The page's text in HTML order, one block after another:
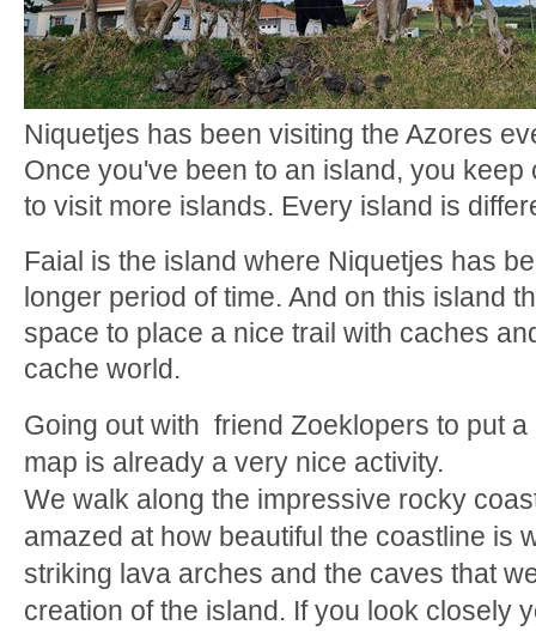
Niquetjes has been visiting the Azores
Once you've been to an island, you
to visit more islands. Every island is
Faial is the island where Niquetjes has
longer period of time. And on this island
space to place a nice trail with caches
cache world.
Going out with friend Zoeklopers to put
map is already a very nice activity.
We walk along the impressive rocky
amazed at how beautiful the coastline is
striking lava arches and the caves that
creation of the island. If you look closely